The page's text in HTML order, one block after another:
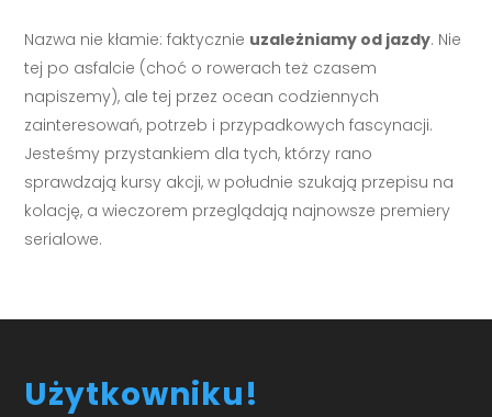
Nazwa nie kłamie: faktycznie uzależniamy od jazdy. Nie
tej po asfalcie (choć o rowerach też czasem
napiszemy), ale tej przez ocean codziennych
zainteresowań, potrzeb i przypadkowych fascynacji.
Jesteśmy przystankiem dla tych, którzy rano
sprawdzają kursy akcji, w południe szukają przepisu na
kolację, a wieczorem przeglądają najnowsze premiery
serialowe.
Użytkowniku!